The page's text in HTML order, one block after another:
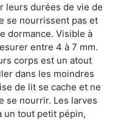
leurs durées de vie de
se nourrissent pas et
dormance. Visible à
entre 4 à 7 mm.
corps est un atout
dans les moindres
de lit se cache et ne
se nourrir. Les larves
un tout petit pépin,